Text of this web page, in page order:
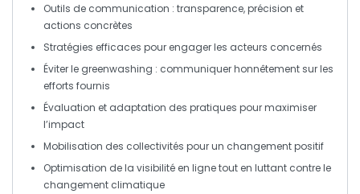
Outils de communication : transparence, précision et
actions concrètes
Stratégies efficaces pour engager les acteurs concernés
Éviter le greenwashing : communiquer honnêtement sur les
efforts fournis
Évaluation et adaptation des pratiques pour maximiser
l’impact
Mobilisation des collectivités pour un changement positif
Optimisation de la visibilité en ligne tout en luttant contre le
changement climatique